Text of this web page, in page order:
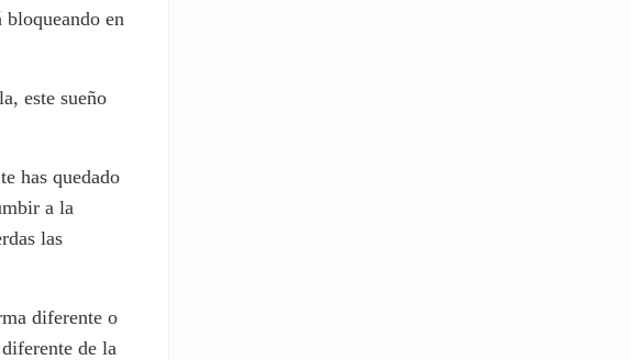
en
este sueño
has quedado
a la
las
diferente o
de la